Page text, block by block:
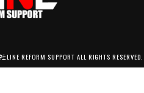
SUPPORT ALL RIGHTS RESERVED.